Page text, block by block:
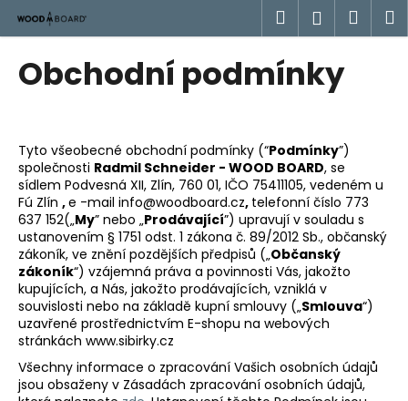
obsah
Hledat
Obchodní podmínky
Tyto všeobecné obchodní podmínky (“Podmínky”)
společnosti Radmil Schneider - WOOD BOARD, se
sídlem Podvesná XII, Zlín, 760 01, IČO 75411105, vedeném u
Fú Zlín ,e -mail info@woodboard.cz, telefonní číslo 773
637 152(„My” nebo „Prodávající”) upravují v souladu s
ustanovením § 1751 odst. 1 zákona č. 89/2012 Sb., občanský
zákoník, ve znění pozdějších předpisů („Občanský
zákoník“) vzájemná práva a povinnosti Vás, jakožto
kupujících, a Nás, jakožto prodávajících, vzniklá v
souvislosti nebo na základě kupní smlouvy („Smlouva“)
uzavřené prostřednictvím E-shopu na webových
stránkách www.sibirky.cz
Všechny informace o zpracování Vašich osobních údajů
jsou obsaženy v Zásadách zpracování osobních údajů,
o
p
o
t
ř
e
b
u
j
e
t
e